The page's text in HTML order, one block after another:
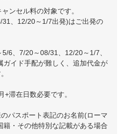
ンセル料の対象です。
、12/20～1/7出発)はご出発の
6、7/20～08/31、12/20～1/7、
イド手配が難しく、追加代金が
滞在日数必要です。
パスポート表記のお名前(ローマ
・その他特別な記載がある場合